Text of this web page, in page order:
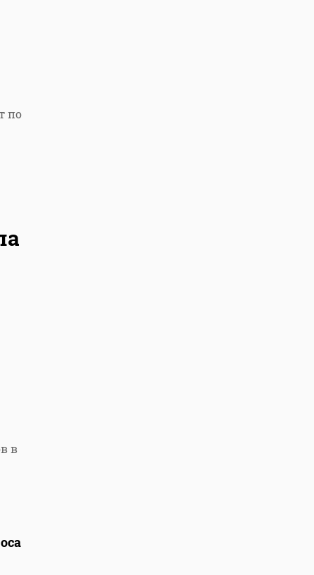
по
в